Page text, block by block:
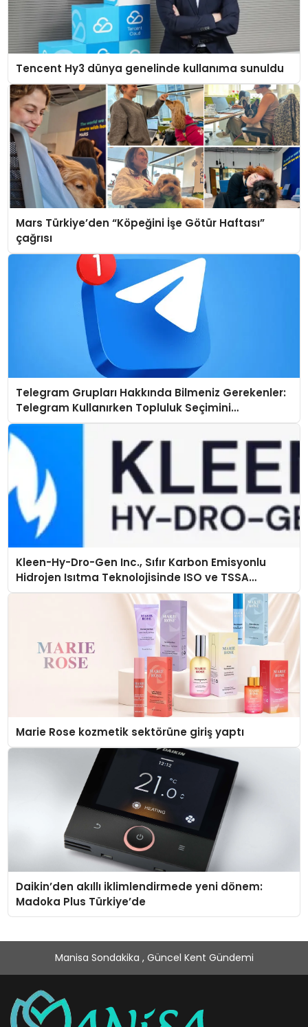
Tencent Hy3 dünya genelinde kullanıma sunuldu
Mars Türkiye’den “Köpeğini İşe Götür Haftası”
çağrısı
Telegram Grupları Hakkında Bilmeniz Gerekenler:
Telegram Kullanırken Topluluk Seçimini
Kolaylaştırın
Kleen-Hy-Dro-Gen Inc., Sıfır Karbon Emisyonlu
Hidrojen Isıtma Teknolojisinde ISO ve TSSA
Düzenleyici Onaylarını Aldı
Marie Rose kozmetik sektörüne giriş yaptı
Daikin’den akıllı iklimlendirmede yeni dönem:
Madoka Plus Türkiye’de
Manisa Sondakika , Güncel Kent Gündemi